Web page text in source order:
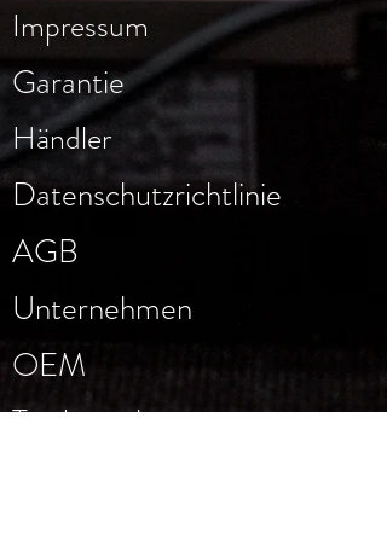
Impressum
Garantie
Händler
Datenschutzrichtlinie
AGB
Unternehmen
OEM
Trademarks